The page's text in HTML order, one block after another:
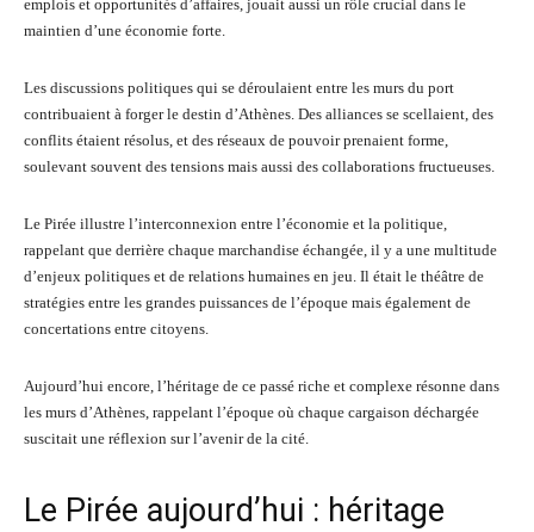
emplois et opportunités d’affaires, jouait aussi un rôle crucial dans le
maintien d’une économie forte.
Les discussions politiques qui se déroulaient entre les murs du port
contribuaient à forger le destin d’Athènes. Des alliances se scellaient, des
conflits étaient résolus, et des réseaux de pouvoir prenaient forme,
soulevant souvent des tensions mais aussi des collaborations fructueuses.
Le Pirée illustre l’interconnexion entre l’économie et la politique,
rappelant que derrière chaque marchandise échangée, il y a une multitude
d’enjeux politiques et de relations humaines en jeu. Il était le théâtre de
stratégies entre les grandes puissances de l’époque mais également de
concertations entre citoyens.
Aujourd’hui encore, l’héritage de ce passé riche et complexe résonne dans
les murs d’Athènes, rappelant l’époque où chaque cargaison déchargée
suscitait une réflexion sur l’avenir de la cité.
Le Pirée aujourd’hui : héritage